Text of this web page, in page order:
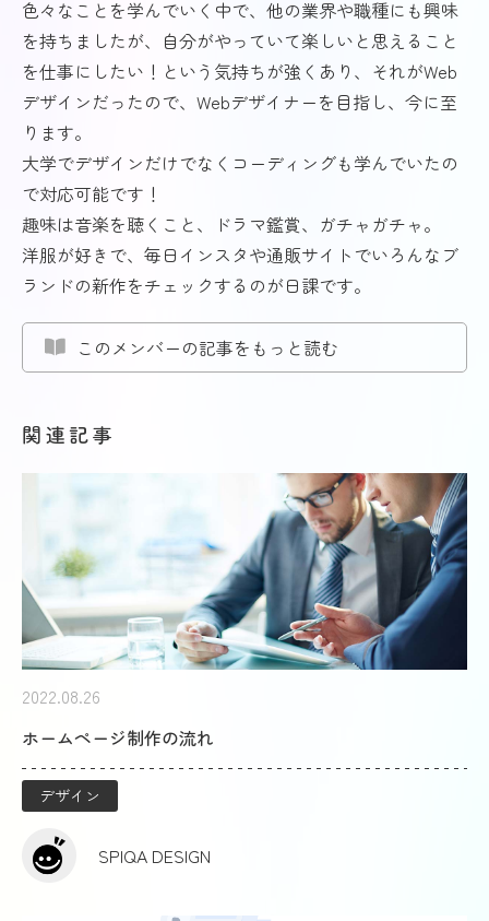
色々なことを学んでいく中で、他の業界や職種にも興味
を持ちましたが、自分がやっていて楽しいと思えること
を仕事にしたい！という気持ちが強くあり、それがWeb
デザインだったので、Webデザイナーを目指し、今に至
ります。
大学でデザインだけでなくコーディングも学んでいたの
で対応可能です！
趣味は音楽を聴くこと、ドラマ鑑賞、ガチャガチャ。
洋服が好きで、毎日インスタや通販サイトでいろんなブ
ランドの新作をチェックするのが日課です。
このメンバーの記事をもっと読む
関連記事
2022.08.26
ホームページ制作の流れ
デザイン
SPIQA DESIGN